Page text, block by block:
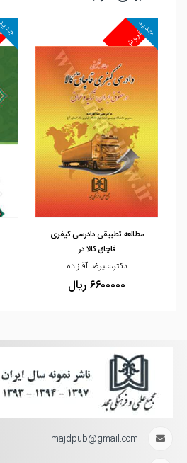
مشاهده و خرید
پرفروش
جدید
مطالعه تطبیقی دادرسی کیفری
قاچاق کالا در
دکتر،علیرضا آقازاده
۶۶۰۰۰۰۰ ریال
majdpub@gmail.com